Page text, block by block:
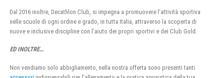
Dal 2016 inoltre, Decathlon Club, si impegna a promuovere l’attività sportiva
nelle scuole di ogni ordine e grado, in tutta Italia, attraverso la scoperta di
nuove e inclusive discipline con l’aiuto dei propri sportivi e dei Club Gold.
ED INOLTRE…
Non vendiamo solo abbigliamento, nella nostra offerta sono presenti tanti